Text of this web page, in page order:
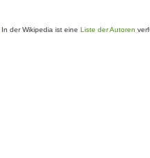
. In der Wikipedia ist eine Liste der Autoren